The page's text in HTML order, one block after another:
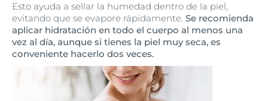
Esto ayuda a sellar la humedad dentro de la piel,
evitando que se evapore rápidamente. Se recomienda
aplicar hidratación en todo el cuerpo al menos una
vez al día, aunque si tienes la piel muy seca, es
conveniente hacerlo dos veces.